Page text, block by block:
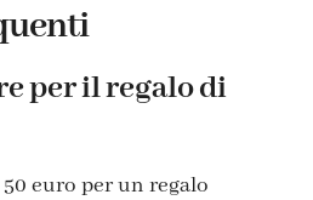
per il regalo di
euro per un regalo